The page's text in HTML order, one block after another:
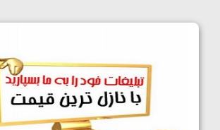
کشتی آزاد نوجوانان جهان؛ رقبای نمایندگان
ایران مشخص شدند
1405/05/08